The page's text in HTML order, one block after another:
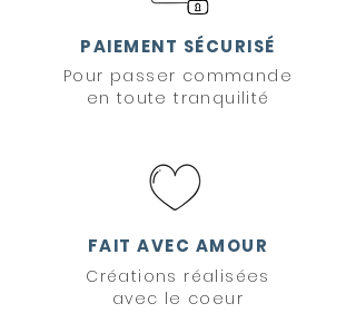
PAIEMENT SÉCURISÉ
Pour passer commande
en toute tranquilité
FAIT AVEC AMOUR
Créations réalisées
avec le coeur